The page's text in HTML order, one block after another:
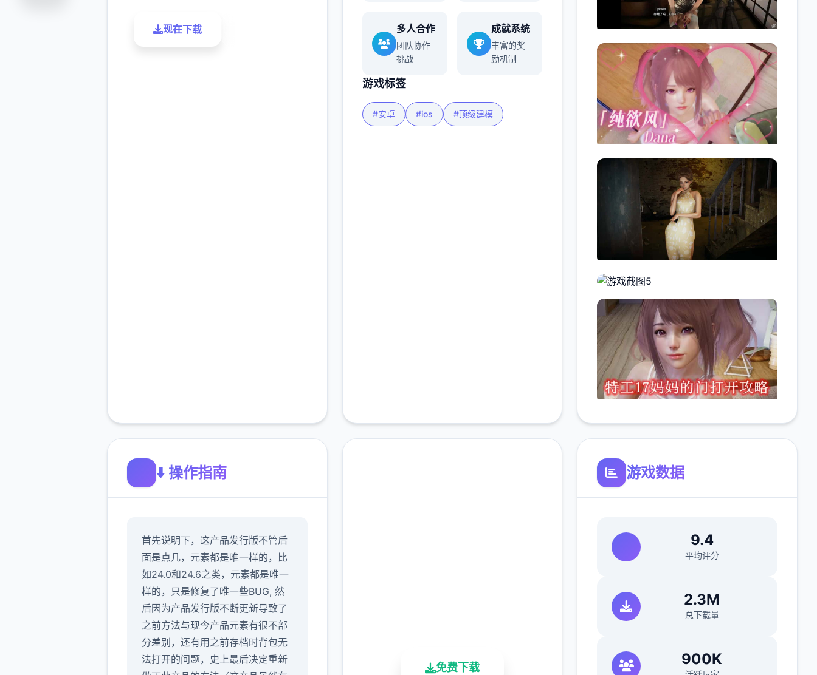
现在下载 多人合作
团队协作
挑战
成就系统
丰富的奖
励机制
游戏标签
#安卓 #ios #顶级建模
⬇️ 操作指南
首先说明下，这产品发行版不管后
面是点几，元素都是唯一样的，比
如24.0和24.6之类，元素都是唯一
样的，只是修复了唯一些BUG, 然
后因为产品发行版不断更新导致了
之前方法与现今产品元素有很不部
分差别，还有用之前存档时背包无
法打开的问题，史上最后决定重新
免费下载
游戏数据
9.4
平均评分
2.3M
总下载量
900K